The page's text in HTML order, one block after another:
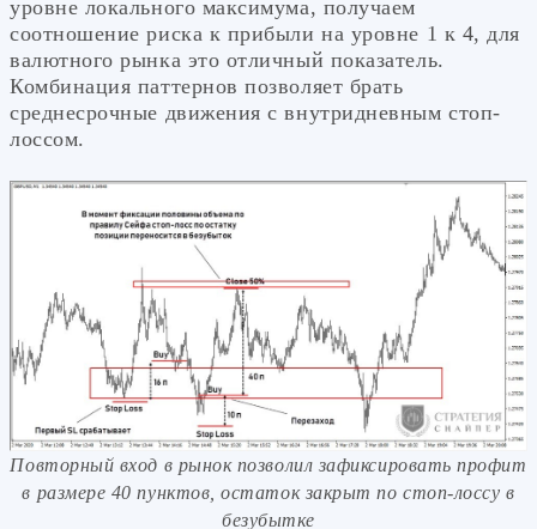
уровне локального максимума, получаем
соотношение риска к прибыли на уровне 1 к 4, для
валютного рынка это отличный показатель.
Комбинация паттернов позволяет брать
среднесрочные движения с внутридневным стоп-
лоссом.
Повторный вход в рынок позволил зафиксировать профит
в размере 40 пунктов, остаток закрыт по стоп-лоссу в
безубытке